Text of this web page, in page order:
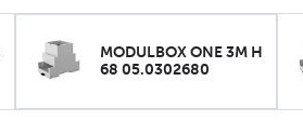
MODULBOX ONE 3M H
68 05.0302680